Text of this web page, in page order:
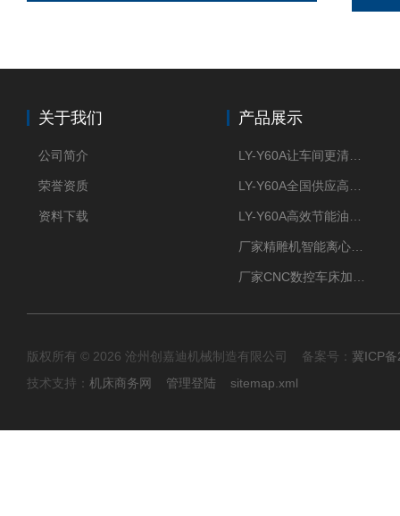
关于我们
公司简介
荣誉资质
资料下载
产品展示
版权所有 © 2026 沧州创嘉迪机械制造有限公司 备案号： 冀ICP
技术支持： 机床商务网 管理登陆 sitemap.xml